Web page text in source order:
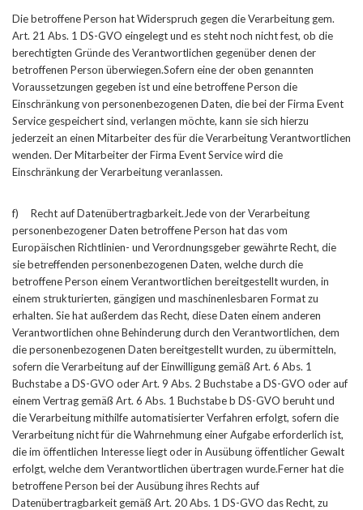
Die betroffene Person hat Widerspruch gegen die Verarbeitung gem.
Art. 21 Abs. 1 DS-GVO eingelegt und es steht noch nicht fest, ob die
berechtigten Gründe des Verantwortlichen gegenüber denen der
betroffenen Person überwiegen.Sofern eine der oben genannten
Voraussetzungen gegeben ist und eine betroffene Person die
Einschränkung von personenbezogenen Daten, die bei der Firma Event
Service gespeichert sind, verlangen möchte, kann sie sich hierzu
jederzeit an einen Mitarbeiter des für die Verarbeitung Verantwortlichen
wenden. Der Mitarbeiter der Firma Event Service wird die
Einschränkung der Verarbeitung veranlassen.
f) Recht auf Datenübertragbarkeit.Jede von der Verarbeitung
personenbezogener Daten betroffene Person hat das vom
Europäischen Richtlinien- und Verordnungsgeber gewährte Recht, die
sie betreffenden personenbezogenen Daten, welche durch die
betroffene Person einem Verantwortlichen bereitgestellt wurden, in
einem strukturierten, gängigen und maschinenlesbaren Format zu
erhalten. Sie hat außerdem das Recht, diese Daten einem anderen
Verantwortlichen ohne Behinderung durch den Verantwortlichen, dem
die personenbezogenen Daten bereitgestellt wurden, zu übermitteln,
sofern die Verarbeitung auf der Einwilligung gemäß Art. 6 Abs. 1
Buchstabe a DS-GVO oder Art. 9 Abs. 2 Buchstabe a DS-GVO oder auf
einem Vertrag gemäß Art. 6 Abs. 1 Buchstabe b DS-GVO beruht und
die Verarbeitung mithilfe automatisierter Verfahren erfolgt, sofern die
Verarbeitung nicht für die Wahrnehmung einer Aufgabe erforderlich ist,
die im öffentlichen Interesse liegt oder in Ausübung öffentlicher Gewalt
erfolgt, welche dem Verantwortlichen übertragen wurde.Ferner hat die
betroffene Person bei der Ausübung ihres Rechts auf
Datenübertragbarkeit gemäß Art. 20 Abs. 1 DS-GVO das Recht, zu